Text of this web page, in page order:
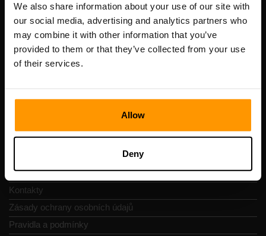
We also share information about your use of our site with
our social media, advertising and analytics partners who
may combine it with other information that you’ve
provided to them or that they’ve collected from your use
of their services.
Allow
Deny
Scalable Hosting Solutions OÜ
DIČ: EE102133820
Adresa: Harju maakond, Tallinn, Kesklinna linnaosa,
Vesivärava tn 50-201, 10152
Navigace
Recenze
Kontakty
Zásady ochrany osobních údajů
Pravidla a podmínky